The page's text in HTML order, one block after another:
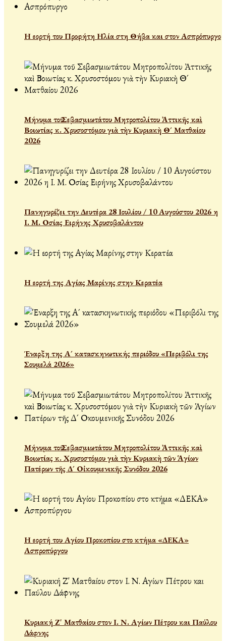
Η εορτή του Προφήτη Ηλία στη Θήβα και στον Ασπρόπυργο
Μήνυμα τοῦ Σεβασμιωτάτου Μητροπολίτου Ἀττικῆς καὶ
Βοιωτίας κ. Χρυσοστόμου γιὰ τὴν Κυριακὴ Θ´ Ματθαίου
2026
Πανηγυρίζει την Δευτέρα 28 Ιουλίου / 10 Αυγούστου 2026 η
Ι. Μ. Οσίας Ειρήνης Χρυσοβαλάντου
Η εορτή της Αγίας Μαρίνης στην Κερατέα
Έναρξη της Α´ κατασκηνωτικής περιόδου «Περιβόλι της
Σουμελά 2026»
Μήνυμα τοῦ Σεβασμιωτάτου Μητροπολίτου Ἀττικῆς καὶ
Βοιωτίας κ. Χρυσοστόμου γιὰ τὴν Κυριακὴ τῶν Ἁγίων
Πατέρων τῆς Δ´ Οἰκουμενικῆς Συνόδου 2026
Η εορτή του Αγίου Προκοπίου στο κτήμα «ΔΕΚΑ»
Ασπροπύργου
Κυριακή Ζ' Ματθαίου στον Ι. Ν. Αγίων Πέτρου και Παύλου
Δάφνης